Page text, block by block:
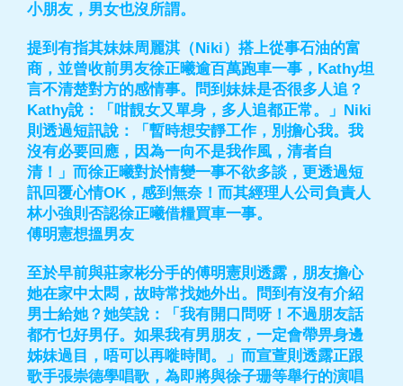
小朋友，男女也沒所謂。
提到有指其妹妹周麗淇（Niki）搭上從事石油的富
商，並曾收前男友徐正曦逾百萬跑車一事，Kathy坦
言不清楚對方的感情事。問到妹妹是否很多人追？
Kathy說：「咁靚女又單身，多人追都正常。」Niki
則透過短訊說：「暫時想安靜工作，別擔心我。我
沒有必要回應，因為一向不是我作風，清者自
清！」而徐正曦對於情變一事不欲多談，更透過短
訊回覆心情OK，感到無奈！而其經理人公司負責人
林小強則否認徐正曦借糧買車一事。
傅明憲想搵男友
至於早前與莊家彬分手的傅明憲則透露，朋友擔心
她在家中太悶，故時常找她外出。問到有沒有介紹
男士給她？她笑說：「我有開口問呀！不過朋友話
都冇乜好男仔。如果我有男朋友，一定會帶畀身邊
姊妹過目，唔可以再嘥時間。」而宣萱則透露正跟
歌手張崇德學唱歌，為即將與徐子珊等舉行的演唱